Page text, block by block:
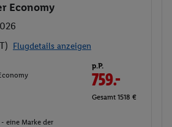
Economy
Flugdetails anzeigen
p.P.
759.-
Gesamt 1518 €
eine Marke der